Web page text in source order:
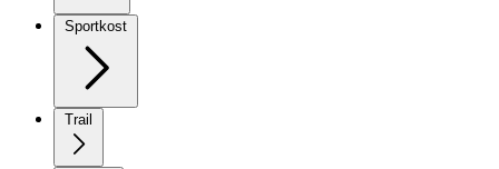
Sportkost
Trail